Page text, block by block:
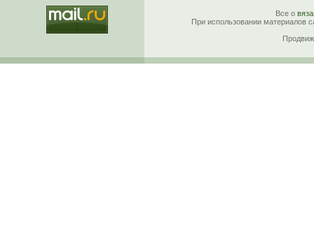
Все о
При использовании материалов